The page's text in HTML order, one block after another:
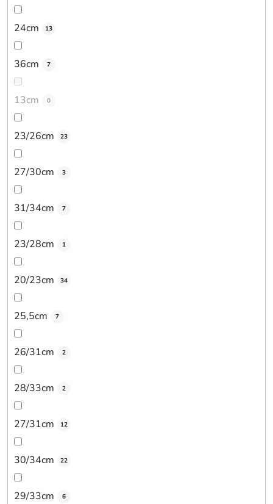
24cm 13
36cm 7
13cm 0
23/26cm 23
27/30cm 3
31/34cm 7
23/28cm 1
20/23cm 34
25,5cm 7
26/31cm 2
28/33cm 2
27/31cm 12
30/34cm 22
29/33cm 6